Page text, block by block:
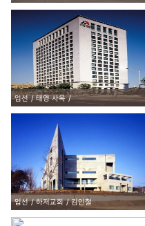
입선 태영 사옥
입선 하저교회 김인철